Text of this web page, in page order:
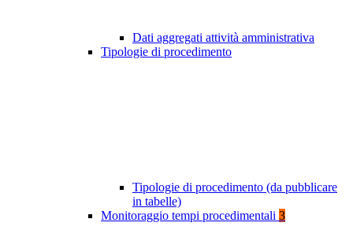
Dati aggregati attività amministrativa
Tipologie di procedimento
Tipologie di procedimento (da pubblicare
in tabelle)
Monitoraggio tempi procedimentali 3